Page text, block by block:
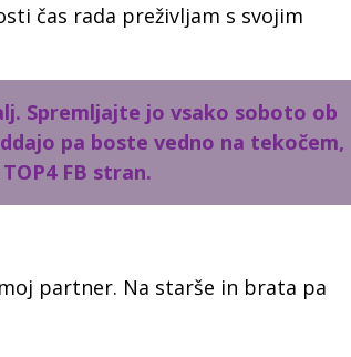
čas rada preživljam s svojim
Spremljajte jo vsako soboto ob
pa boste vedno na tekočem,
FB stran.
partner. Na starše in brata pa